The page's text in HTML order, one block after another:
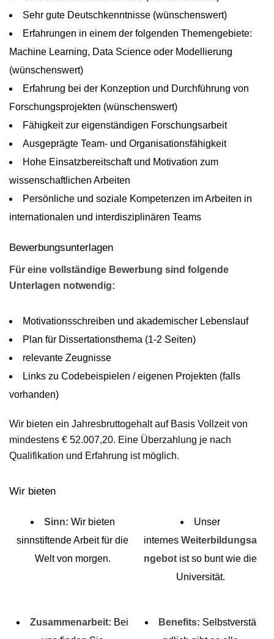
Sehr gute Deutschkenntnisse (wünschenswert)
Erfahrungen in einem der folgenden Themengebiete:
Machine Learning, Data Science oder Modellierung
(wünschenswert)
Erfahrung bei der Konzeption und Durchführung von
Forschungsprojekten (wünschenswert)
Fähigkeit zur eigenständigen Forschungsarbeit
Ausgeprägte Team- und Organisationsfähigkeit
Hohe Einsatzbereitschaft und Motivation zum
wissenschaftlichen Arbeiten
Persönliche und soziale Kompetenzen im Arbeiten in
internationalen und interdisziplinären Teams
Bewerbungsunterlagen
Für eine vollständige Bewerbung sind folgende
Unterlagen notwendig:
Motivationsschreiben und akademischer Lebenslauf
Plan für Dissertationsthema (1-2 Seiten)
relevante Zeugnisse
Links zu Codebeispielen / eigenen Projekten (falls
vorhanden)
Wir bieten ein Jahresbruttogehalt auf Basis Vollzeit von
mindestens € 52.007,20. Eine Überzahlung je nach
Qualifikation und Erfahrung ist möglich.
Wir bieten
Sinn: Wir bieten
sinnstiftende Arbeit für die
Welt von morgen.
Unser
internes Weiterbildungsa
ngebot ist so bunt wie die
Universität.
Zusammenarbeit: Bei
Benefits: Selbstverstä